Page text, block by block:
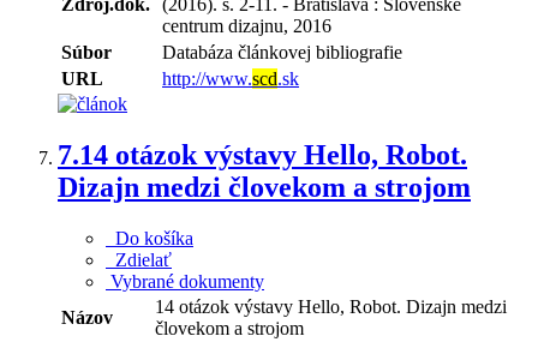
centrum dizajnu, 2016
Súbor
Databáza článkovej bibliografie
URL
http://www.scd.sk
7.14 otázok výstavy Hello, Robot.
Dizajn medzi človekom a strojom
Do košíka
Zdielať
Vybrané dokumenty
Názov
14 otázok výstavy Hello, Robot. Dizajn medzi
človekom a strojom